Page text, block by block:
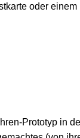
oder einem
Prototyp in